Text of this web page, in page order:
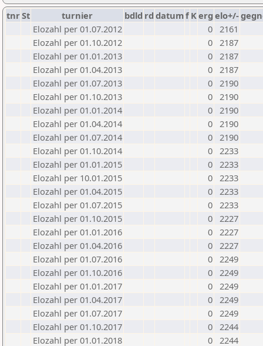
tnrSt turnier bdld rd datumf Kerg elo+/-
Elozahl per 01.07.2012
0 2161
Elozahl per 01.10.2012
0 2187
Elozahl per 01.01.2013
0 2187
Elozahl per 01.04.2013
0 2187
Elozahl per 01.07.2013
0 2190
Elozahl per 01.10.2013
0 2190
Elozahl per 01.01.2014
0 2190
Elozahl per 01.04.2014
0 2190
Elozahl per 01.07.2014
0 2190
Elozahl per 01.10.2014
0 2233
Elozahl per 01.01.2015
0 2233
Elozahl per 10.01.2015
0 2233
Elozahl per 01.04.2015
0 2233
Elozahl per 01.07.2015
0 2233
Elozahl per 01.10.2015
0 2227
Elozahl per 01.01.2016
0 2227
Elozahl per 01.04.2016
0 2227
Elozahl per 01.07.2016
0 2249
Elozahl per 01.10.2016
0 2249
Elozahl per 01.01.2017
0 2249
Elozahl per 01.04.2017
0 2249
Elozahl per 01.07.2017
0 2249
Elozahl per 01.10.2017
0 2244
Elozahl per 01.01.2018
0 2244